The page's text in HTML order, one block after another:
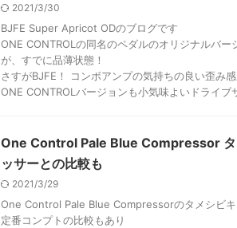
2021/3/30
BJFE Super Apricot ODのブログです
ONE CONTROLの同名のペダルのオリジナルバー
が、すでに品薄状態！
さすがBJFE！ コンボアンプの気持ちの良い歪み
ONE CONTROLバージョンも小気味よいドライブ
One Control Pale Blue Compressor タ
ッサーとの比較も
2021/3/29
One Control Pale Blue Compressorのタメシビキ
定番コンプトの比較もあり